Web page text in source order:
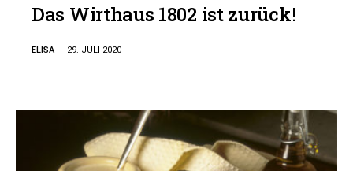
Das Wirthaus 1802 ist zurück!
ELISA 29. JULI 2020